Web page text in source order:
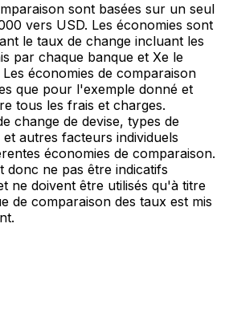
sont basées sur un seul
vers USD. Les économies sont
le taux de change incluant les
par chaque banque et Xe le
économies de comparaison
que pour l'exemple donné et
tous les frais et charges.
change de devise, types de
autres facteurs individuels
économies de comparaison.
donc ne pas être indicatifs
ne doivent être utilisés qu'à titre
de comparaison des taux est mis